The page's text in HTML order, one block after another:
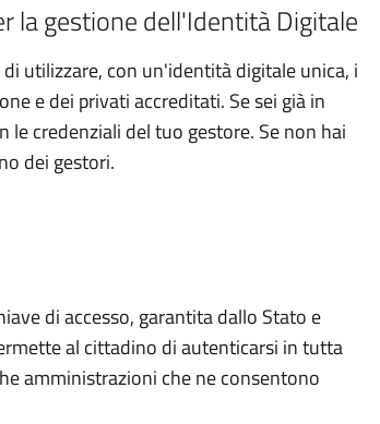
la gestione dell'Identità Digitale
utilizzare, con un'identità digitale unica, i
e dei privati accreditati. Se sei già in
credenziali del tuo gestore. Se non hai
dei gestori.
di accesso, garantita dallo Stato e
al cittadino di autenticarsi in tutta
amministrazioni che ne consentono